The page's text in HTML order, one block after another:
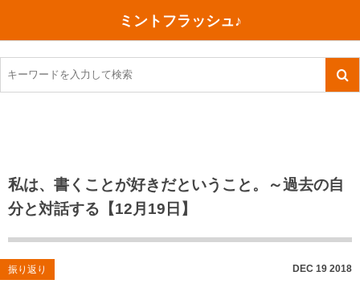
ミントフラッシュ♪
私は、書くことが好きだということ。～過去の自
分と対話する【12月19日】
振り返り DEC 19 2018
TOEIC感想・結果
TOEIC800点への道
TOEIC（作戦・ノウハウなど）
TOEIC700点への道
今日買った本
ご朱印帳めぐり
川越（埼玉県）
沖縄
神戸
ファスティング
コスメ
ダイエット
健康あれこれ
食べ物
今日の一枚
月、星、宇宙